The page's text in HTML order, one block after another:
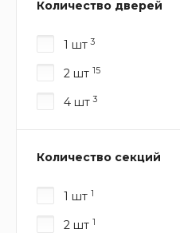
Количество дверей
1 шт3
2 шт 15
4 шт3
Количество секций
1 шт 1
2 шт 1